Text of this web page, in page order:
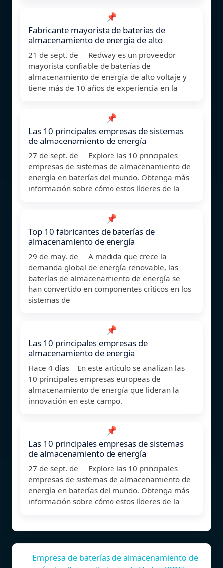
📌
Fabricante mayorista de baterías de
almacenamiento de energía de alto
21 de sept. de Redway es un proveedor
mayorista confiable de baterías de
almacenamiento de energía de alto voltaje y
tiene más de 10 años de experiencia en la
📌
Las 10 principales empresas de sistemas
de almacenamiento de energía
27 de sept. de Explore las 10 principales
empresas de sistemas de almacenamiento de
energía en baterías del mundo. Obtenga más
información sobre cómo estos líderes de la
📌
Top 10 fabricantes de baterías de
almacenamiento de energía
29 de may. de A medida que crece la
demanda global de energía renovable, las
baterías de almacenamiento de energía se
han convertido en componentes críticos en los
sistemas de
📌
Las 10 principales empresas de
almacenamiento de energía
Hace 4 días En este artículo se analizan las
10 principales empresas europeas de
almacenamiento de energía que lideran la
innovación en este campo.
📌
Las 10 principales empresas de sistemas
de almacenamiento de energía
27 de sept. de Explore las 10 principales
empresas de sistemas de almacenamiento de
energía en baterías del mundo. Obtenga más
información sobre cómo estos líderes de la
Empresa de baterías de almacenamiento de